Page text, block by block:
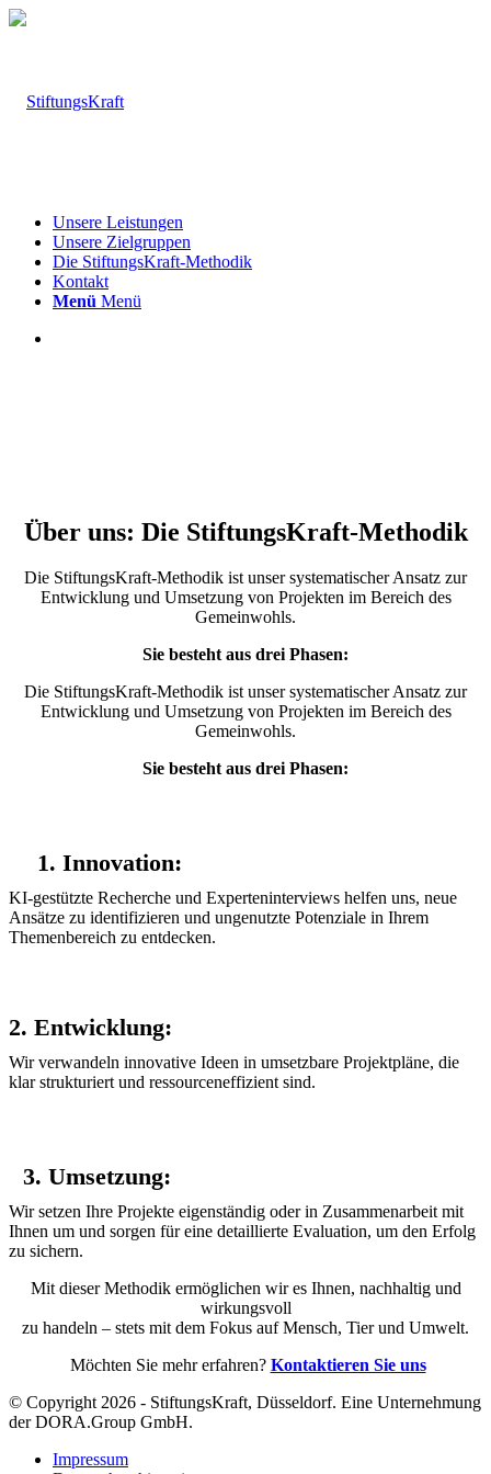
Unsere Leistungen
Unsere Zielgruppen
Die StiftungsKraft-Methodik
Kontakt
Menü Menü
Über uns: Die StiftungsKraft-Methodik
Die StiftungsKraft-Methodik ist unser systematischer Ansatz zur
Entwicklung und Umsetzung von Projekten im Bereich des
Gemeinwohls.
Sie besteht aus drei Phasen:
Die StiftungsKraft-Methodik ist unser systematischer Ansatz zur
Entwicklung und Umsetzung von Projekten im Bereich des
Gemeinwohls.
Sie besteht aus drei Phasen:
1. Innovation:
KI-gestützte Recherche und Experteninterviews helfen uns, neue
Ansätze zu identifizieren und ungenutzte Potenziale in Ihrem
Themenbereich zu entdecken.
2. Entwicklung:
Wir verwandeln innovative Ideen in umsetzbare Projektpläne, die
klar strukturiert und ressourceneffizient sind.
3. Umsetzung:
Wir setzen Ihre Projekte eigenständig oder in Zusammenarbeit mit
Ihnen um und sorgen für eine detaillierte Evaluation, um den Erfolg
zu sichern.
Mit dieser Methodik ermöglichen wir es Ihnen, nachhaltig und
wirkungsvoll
zu handeln – stets mit dem Fokus auf Mensch, Tier und Umwelt.
Möchten Sie mehr erfahren? Kontaktieren Sie uns
© Copyright 2026 - StiftungsKraft, Düsseldorf. Eine Unternehmung
der DORA.Group GmbH.
Impressum